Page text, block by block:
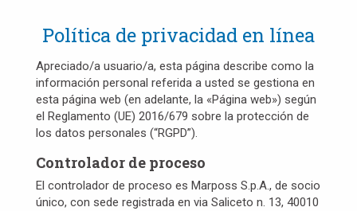
Política de privacidad en línea
Apreciado/a usuario/a, esta página describe como la
información personal referida a usted se gestiona en
esta página web (en adelante, la «Página web») según
el Reglamento (UE) 2016/679 sobre la protección de
los datos personales (“RGPD”).
Controlador de proceso
El controlador de proceso es Marposs S.p.A., de socio
único, con sede registrada en via Saliceto n. 13, 40010